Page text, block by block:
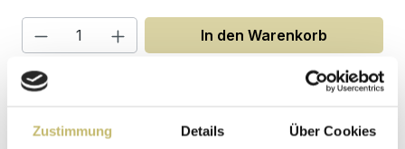
Zustimmung Details Über Cookies
Produkt Anzahl: Gib den
In den Warenkorb